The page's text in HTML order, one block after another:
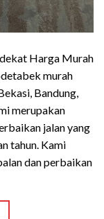
Harga Murah
murah
Bandung,
merupakan
jalan yang
tahun. Kami
dan perbaikan